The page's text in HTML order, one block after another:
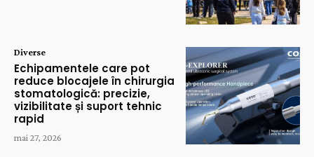
Diverse
Echipamentele care pot
reduce blocajele în chirurgia
stomatologică: precizie,
vizibilitate și suport tehnic
rapid
mai 27, 2026